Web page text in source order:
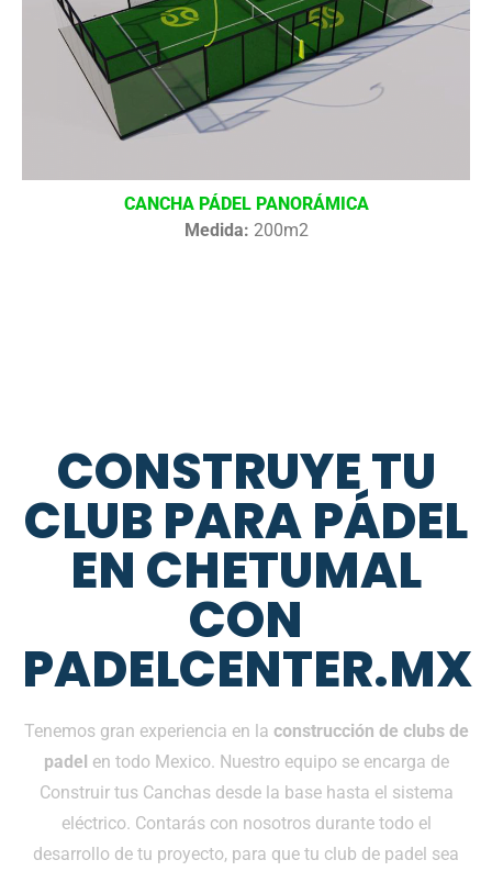
CANCHA PÁDEL PANORÁMICA
Medida: 200m2
CONSTRUYE TU
CLUB PARA PÁDEL
EN CHETUMAL
CON
PADELCENTER.MX
Tenemos gran experiencia en la construcción de clubs de
padel en todo Mexico. Nuestro equipo se encarga de
Construir tus Canchas desde la base hasta el sistema
eléctrico. Contarás con nosotros durante todo el
desarrollo de tu proyecto, para que tu club de padel sea